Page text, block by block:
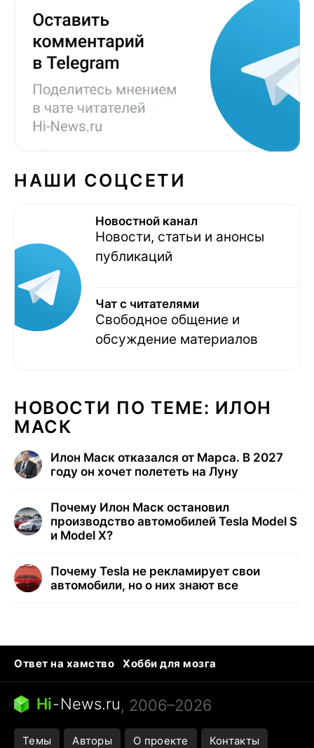
НАШИ СОЦСЕТИ
Новостной канал
Новости, статьи и анонсы
публикаций
Чат с читателями
Свободное общение и
обсуждение материалов
НОВОСТИ ПО ТЕМЕ: ИЛОН
МАСК
Илон Маск отказался от Марса. В 2027
году он хочет полететь на Луну
Почему Илон Маск остановил
производство автомобилей Tesla Model S
и Model X?
Почему Tesla не рекламирует свои
автомобили, но о них знают все
Ответ на хамство
Хобби для мозга
Бензин 100 и 95
Тунцы в океанариуме
Следующая пандемия
Hi-News.ru, 2006–2026
Темы Авторы О проекте Контакты